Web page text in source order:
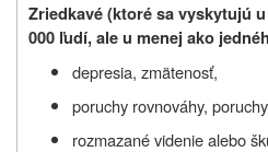
Zriedkavé (ktoré sa vyskytujú
000 ľudí, ale u menej ako
depresia, zmätenosť,
poruchy rovnováhy,
rozmazané videnie alebo